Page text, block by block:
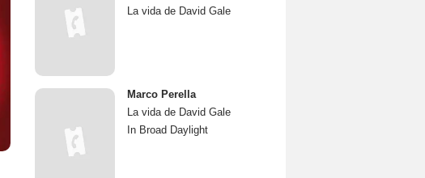
La vida de David Gale
Marco Perella
La vida de David Gale
In Broad Daylight